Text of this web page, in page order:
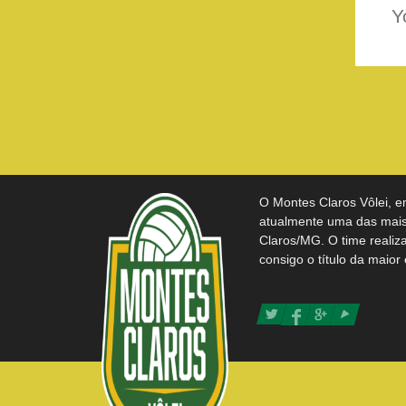
O Montes Claros Vôlei,
atualmente uma das
Claros/MG. O time
consigo o título da maior